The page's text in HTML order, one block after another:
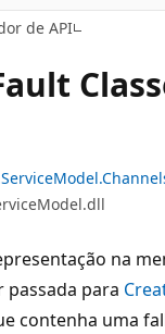
de API
na
passada para
contenha uma